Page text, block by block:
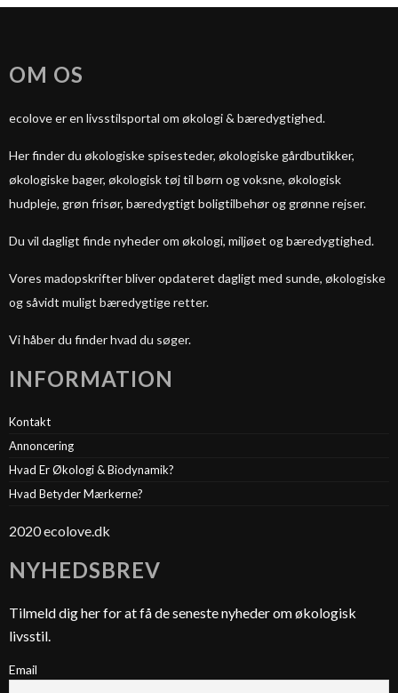
OM OS
ecolove er en livsstilsportal om økologi & bæredygtighed.
Her finder du økologiske spisesteder, økologiske gårdbutikker,
økologiske bager, økologisk tøj til børn og voksne, økologisk
hudpleje, grøn frisør, bæredygtigt boligtilbehør og grønne rejser.
Du vil dagligt finde nyheder om økologi, miljøet og bæredygtighed.
Vores madopskrifter bliver opdateret dagligt med sunde, økologiske
og såvidt muligt bæredygtige retter.
Vi håber du finder hvad du søger.
INFORMATION
Kontakt
Annoncering
Hvad Er Økologi & Biodynamik?
Hvad Betyder Mærkerne?
2020 ecolove.dk
NYHEDSBREV
Tilmeld dig her for at få de seneste nyheder om økologisk
livsstil.
Email